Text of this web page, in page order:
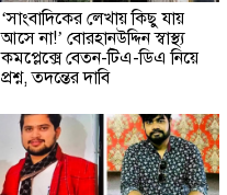
‘সাংবাদিকের লেখায় কিছু যায়
আসে না!’ বোরহানউদ্দিন স্বাস্থ্য
কমপ্লেক্সে বেতন-টিএ-ডিএ নিয়ে
প্রশ্ন, তদন্তের দাবি